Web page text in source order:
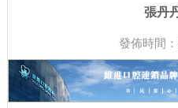
張丹
發佈時間